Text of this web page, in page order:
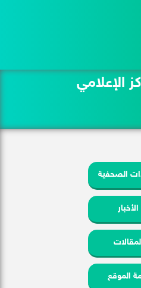
الإعلامي
الصحفية
الأخبار
الموقع